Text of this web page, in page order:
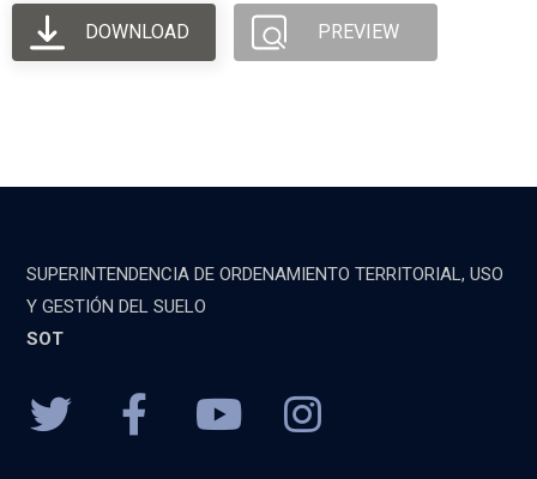
DOWNLOAD PREVIEW
SUPERINTENDENCIA DE ORDENAMIENTO TERRITORIAL, USO
Y GESTIÓN DEL SUELO
SOT